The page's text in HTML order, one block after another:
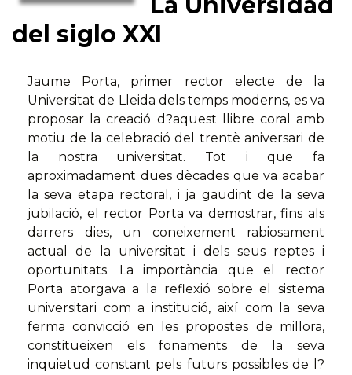
del siglo XXI
Jaume Porta, primer rector electe de la
Universitat de Lleida dels temps moderns, es va
proposar la creació d?aquest llibre coral amb
motiu de la celebració del trentè aniversari de
la nostra universitat. Tot i que fa
aproximadament dues dècades que va acabar
la seva etapa rectoral, i ja gaudint de la seva
jubilació, el rector Porta va demostrar, fins als
darrers dies, un coneixement rabiosament
actual de la universitat i dels seus reptes i
oportunitats. La importància que el rector
Porta atorgava a la reflexió sobre el sistema
universitari com a institució, així com la seva
ferma convicció en les propostes de millora,
constitueixen els fonaments de la seva
inquietud constant pels futurs possibles de l?